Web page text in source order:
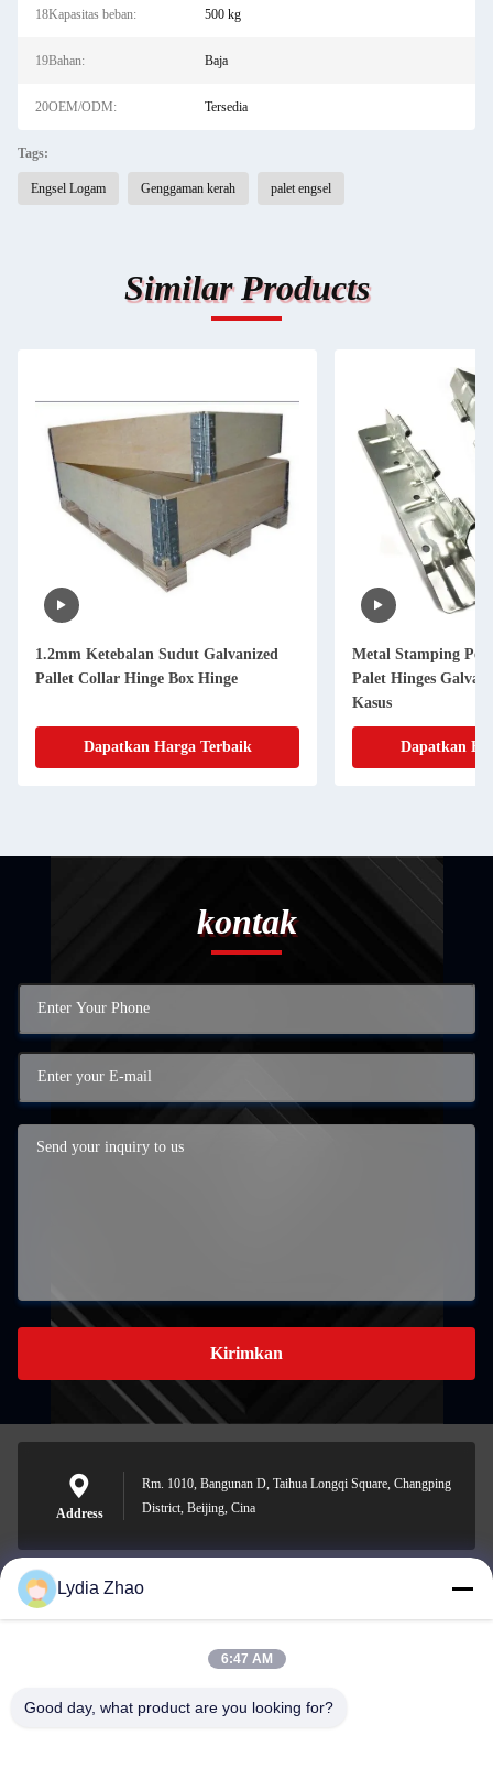
18Kapasitas beban: 500 kg
19Bahan: Baja
20OEM/ODM: Tersedia
Tags:
Engsel Logam Genggaman kerah palet engsel
Similar Products
1.2mm Ketebalan Sudut Galvanized
Pallet Collar Hinge Box Hinge
Dapatkan Harga Terbaik
Metal Stamping
Palet Hinges
Kasus
Dapatkan
kontak
Kirimkan
Address
Rm. 1010, Bangunan D, Taihua Longqi Square, Changping
District, Beijing, Cina
jesingd@vip.sina.com
Lydia Zhao
6:47 AM
Good day, what product are you looking for?